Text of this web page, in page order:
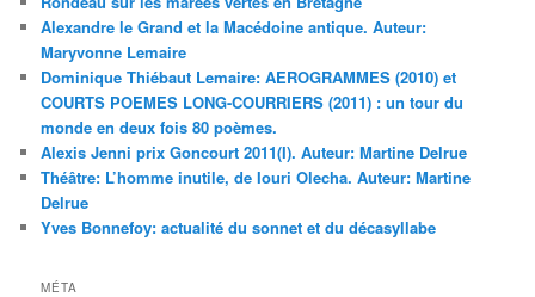
Alexandre le Grand et la Macédoine antique. Auteur:
Maryvonne Lemaire
Dominique Thiébaut Lemaire: AEROGRAMMES (2010) et
COURTS POEMES LONG-COURRIERS (2011) : un tour du
monde en deux fois 80 poèmes.
Alexis Jenni prix Goncourt 2011(I). Auteur: Martine Delrue
Théâtre: L’homme inutile, de Iouri Olecha. Auteur: Martine
Delrue
Yves Bonnefoy: actualité du sonnet et du décasyllabe
MÉTA